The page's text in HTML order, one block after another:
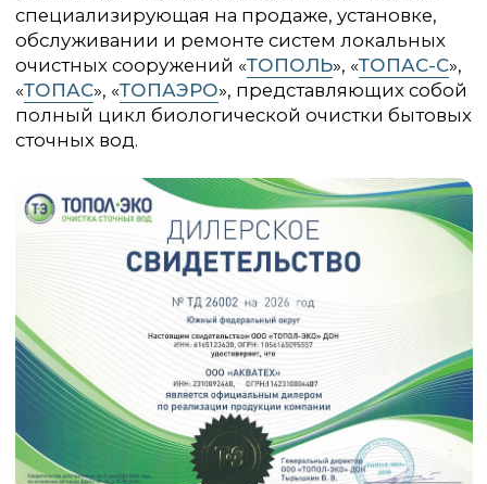
Работаем: Краснодарский
край, Республика Крым,
Республика Адыгея
+7 (988) 245-78-77
+7 (800) 333-22-36
Политика конфиденциальности
ИНН 2310092460
КПП 2301001001